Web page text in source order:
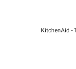
KitchenAid -